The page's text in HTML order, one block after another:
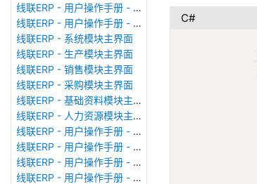
线联ERP - 用户操作手册 - 即时库存余额表
线联ERP - 用户操作手册 - 库存账龄分析表
线联ERP - 系统模块主界面
线联ERP - 生产模块主界面
线联ERP - 销售模块主界面
线联ERP - 采购模块主界面
线联ERP - 基础资料模块主界面
线联ERP - 人力资源模块主界面
线联ERP - 用户操作手册 - 个人考勤报表（横向）
线联ERP - 用户操作手册 - 部门考勤报表
线联ERP - 用户操作手册 - 个人考勤报表
线联ERP - 用户操作手册 - 考勤计算
C#